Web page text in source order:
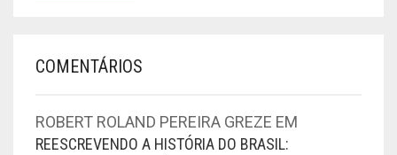
COMENTÁRIOS
ROBERT ROLAND PEREIRA GREZE EM
REESCREVENDO A HISTÓRIA DO BRASIL: